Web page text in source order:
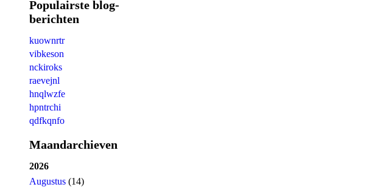
Populairste blog-
berichten
kuownrtr
vibkeson
nckiroks
raevejnl
hnqlwzfe
hpntrchi
qdfkqnfo
Maandarchieven
2026
Augustus (14)